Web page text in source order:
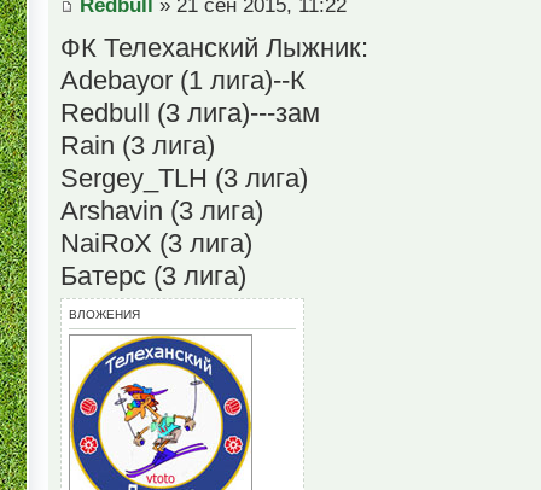
Redbull » 21 сен 2015, 11:22
ФК Телеханский Лыжник:
Adebayor (1 лига)--К
Redbull (3 лига)---зам
Rain (3 лига)
Sergey_TLH (3 лига)
Arshavin (3 лига)
NaiRoX (3 лига)
Батерс (3 лига)
ВЛОЖЕНИЯ